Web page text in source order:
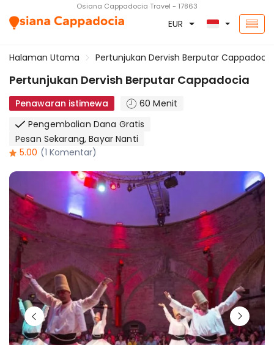
Osiana Cappadocia Travel - 17863
EUR
Halaman Utama Pertunjukan Dervish Berputar Cappadocia
Pertunjukan Dervish Berputar Cappadocia
Penawaran istimewa
60 Menit
Pengembalian Dana Gratis
Pesan Sekarang, Bayar Nanti
5.00 (1 Komentar)